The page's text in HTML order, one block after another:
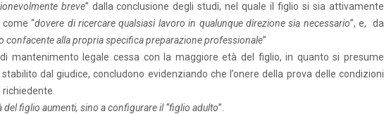
breve” dalla conclusione degli studi, nel quale il figlio si sia attivamente
“dovere di ricercare qualsiasi lavoro in qualunque direzione sia necessario”, e, da
confacente alla propria specifica preparazione professionale”
mantenimento legale cessa con la maggiore età del figlio, in quanto si presume
dal giudice, concludono evidenziando che l’onere della prova delle condizioni
del figlio aumenti, sino a configurare il “figlio adulto”.